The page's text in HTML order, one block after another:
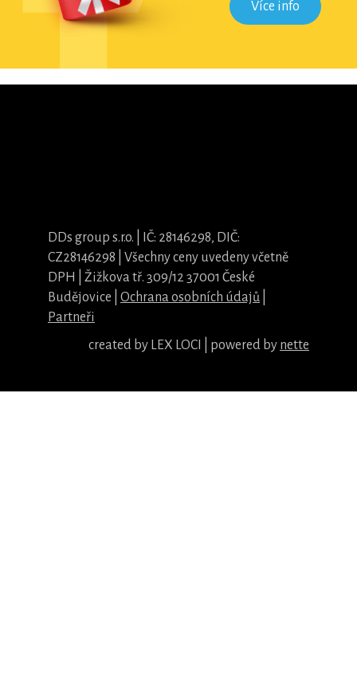
Více info
DDs group s.r.o. | IČ: 28146298, DIČ:
CZ28146298 | Všechny ceny uvedeny včetně
DPH | Žižkova tř. 309/12 37001 České
Budějovice | Ochrana osobních údajů
Partneři
created by LEX LOCI | powered by nette